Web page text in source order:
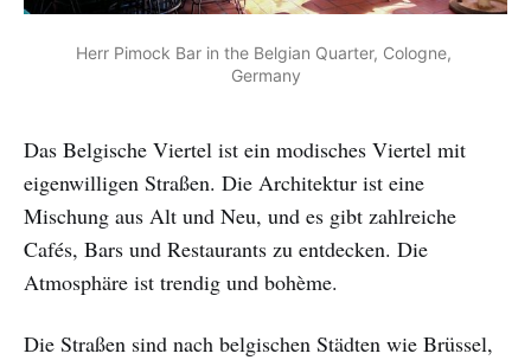
Herr Pimock Bar in the Belgian Quarter, Cologne,
Germany
Das Belgische Viertel ist ein modisches Viertel mit
eigenwilligen Straßen. Die Architektur ist eine
Mischung aus Alt und Neu, und es gibt zahlreiche
Cafés, Bars und Restaurants zu entdecken. Die
Atmosphäre ist trendig und bohème.
Die Straßen sind nach belgischen Städten wie Brüssel,